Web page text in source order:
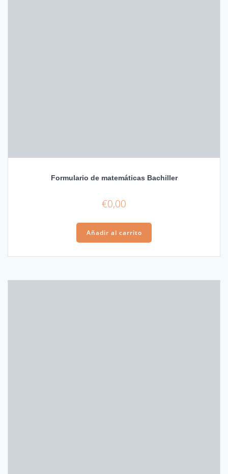
Formulario de matemáticas Bachiller
€0,00
Añadir al carrito